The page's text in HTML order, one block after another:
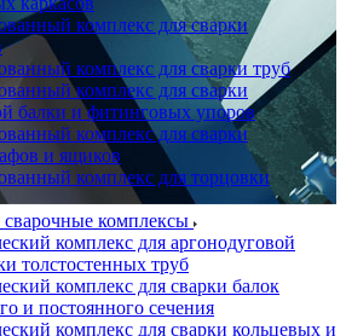
комплекс для сварки
комплекс для сварки труб
комплекс для сварки
балки и фитинговых упоров
комплекс для сварки
и ящиков
комплекс для торцовки
комплексы
комплекс для аргонодуговой
толстостенных труб
комплекс для сварки балок
и постоянного сечения
комплекс для сварки кольцевых и